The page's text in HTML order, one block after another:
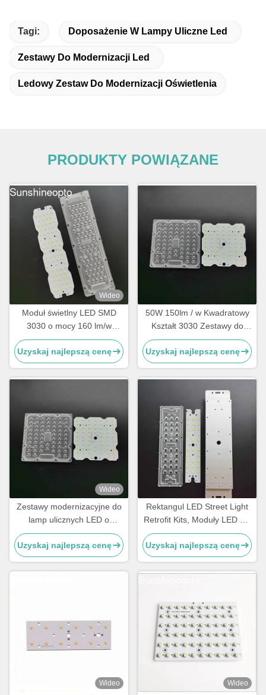
Tagi: Doposażenie W Lampy Uliczne Led
Zestawy Do Modernizacji Led
Ledowy Zestaw Do Modernizacji Oświetlenia
PRODUKTY POWIĄZANE
Wideo
Moduł świetlny LED SMD
3030 o mocy 160 lm/w
Zestaw do modernizacji
oświetlenia ulicznego LED o
mocy 50 W z optycznym
obiektywem PC
Uzyskaj najlepszą cenę
50W 150lm / w Kwadratowy
Kształt 3030 Zestawy do
modernizacji oświetlenia
LED 64 diody do lampy
drogowej
Uzyskaj najlepszą cenę
Wideo
Zestawy modernizacyjne do
lamp ulicznych LED o
kształcie kwadratowym 3030
o mocy 150 lm/W do
oświetlenia tuneli o mocy 50
W
Uzyskaj najlepszą cenę
Rektangul LED Street Light
Retrofit Kits, Moduły LED dla
SKD Street Light
Uzyskaj najlepszą cenę
Wideo Wideo